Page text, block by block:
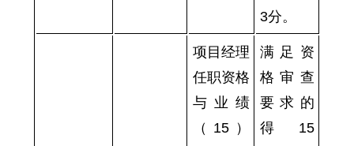
3分。
项目经理
任职资格
与业绩
（15）
满足资
格审查
要求的
得15